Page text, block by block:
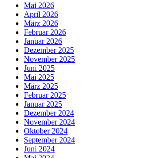
Mai 2026
April 2026
März 2026
Februar 2026
Januar 2026
Dezember 2025
November 2025
Juni 2025
Mai 2025
März 2025
Februar 2025
Januar 2025
Dezember 2024
November 2024
Oktober 2024
September 2024
Juni 2024